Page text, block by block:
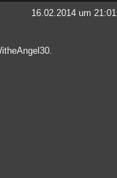
16.02.2014 um 21:01